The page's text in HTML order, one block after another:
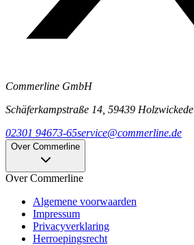
Commerline GmbH
Schäferkampstraße 14, 59439 Holzwickede
02301 94673-65service@commerline.de
Over Commerline
Over Commerline
Algemene voorwaarden
Impressum
Privacyverklaring
Herroepingsrecht